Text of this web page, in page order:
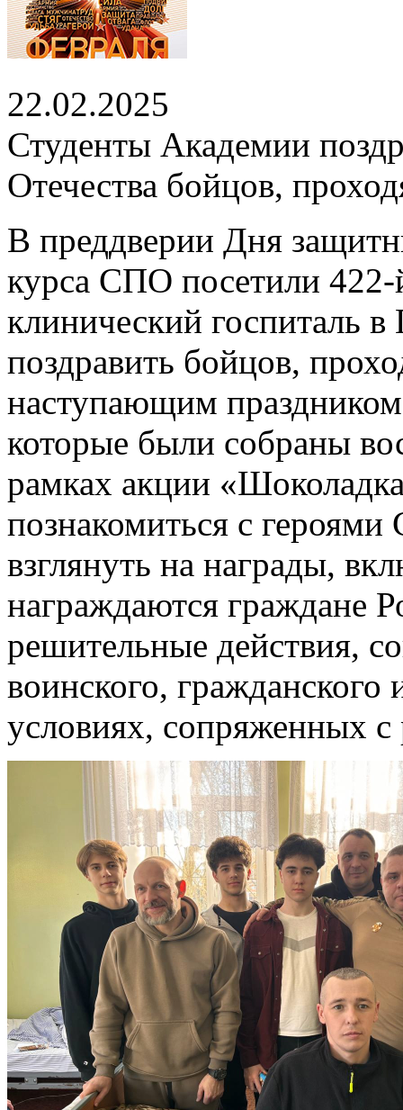
22.02.2025
Студенты Академии
Отечества бойцов,
В преддверии Дня
курса СПО посетили
клинический госпиталь
поздравить бойцов,
наступающим
которые были собраны
рамках акции
познакомиться с
взглянуть на награды,
награждаются граждане
решительные действия,
воинского, гражданского
условиях, сопряженных